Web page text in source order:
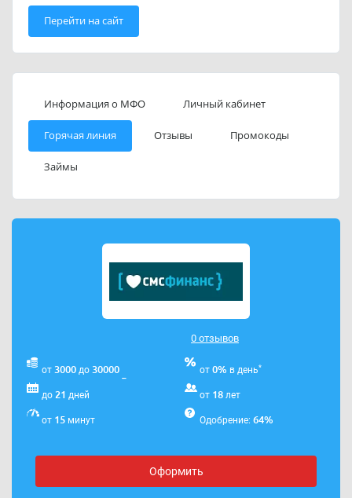
Перейти на сайт
Информация о МФО Личный кабинет
Горячая линия Отзывы Промокоды
Займы
0 отзывов
от 3000 до 30000 от 0% в день*
до 21 дней от 18 лет
от 15 минут Одобрение: 64%
Оформить